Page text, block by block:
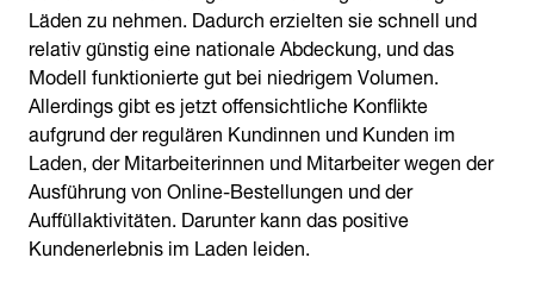
Läden zu nehmen. Dadurch erzielten sie schnell und
relativ günstig eine nationale Abdeckung, und das
Modell funktionierte gut bei niedrigem Volumen.
Allerdings gibt es jetzt offensichtliche Konflikte
aufgrund der regulären Kundinnen und Kunden im
Laden, der Mitarbeiterinnen und Mitarbeiter wegen der
Ausführung von Online-Bestellungen und der
Auffüllaktivitäten. Darunter kann das positive
Kundenerlebnis im Laden leiden.